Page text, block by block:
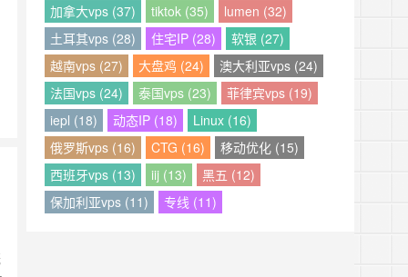
加拿大vps (37)
tiktok (35)
lumen (32)
土耳其vps (28)
住宅IP (28)
软银 (27)
越南vps (27)
大盘鸡 (24)
澳大利亚vps (24)
法国vps (24)
泰国vps (23)
菲律宾vps (19)
iepl (18)
动态IP (18)
Linux (16)
俄罗斯vps (16)
CTG (16)
移动优化 (15)
西班牙vps (13)
iij (13)
黑五 (12)
保加利亚vps (11)
专线 (11)